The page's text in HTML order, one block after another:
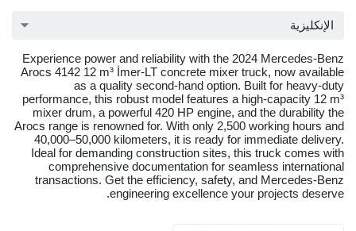
الإنكليزية
Experience power and reliability with the 2024 Mercedes-Benz
Arocs 4142 12 m³ İmer-LT concrete mixer truck, now available
as a quality second-hand option. Built for heavy-duty
performance, this robust model features a high-capacity 12 m³
mixer drum, a powerful 420 HP engine, and the durability the
Arocs range is renowned for. With only 2,500 working hours and
40,000–50,000 kilometers, it is ready for immediate delivery.
Ideal for demanding construction sites, this truck comes with
comprehensive documentation for seamless international
transactions. Get the efficiency, safety, and Mercedes-Benz
engineering excellence your projects deserve.